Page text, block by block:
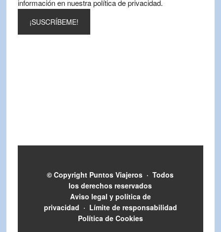
información en nuestra política de privacidad.
© Copyright Puntos Viajeros · Todos
los derechos reservados
Aviso legal y política de
privacidad · Límite de responsabilidad
Política de Cookies